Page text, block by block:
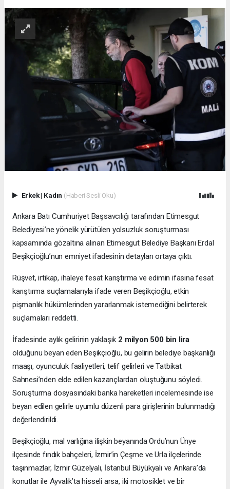
Erkek| Kadın (Haberi Sesli Oku)
Ankara Batı Cumhuriyet Başsavcılığı tarafından Etimesgut
Belediyesi’ne yönelik yürütülen yolsuzluk soruşturması
kapsamında gözaltına alınan Etimesgut Belediye Başkanı Erdal
Beşikçioğlu’nun emniyet ifadesinin detayları ortaya çıktı.
Rüşvet, irtikap, ihaleye fesat karıştırma ve edimin ifasına fesat
karıştırma suçlamalarıyla ifade veren Beşikçioğlu, etkin
pişmanlık hükümlerinden yararlanmak istemediğini belirterek
suçlamaları reddetti.
İfadesinde aylık gelirinin yaklaşık 2 milyon 500 bin lira
olduğunu beyan eden Beşikçioğlu, bu gelirin belediye başkanlığı
maaşı, oyunculuk faaliyetleri, telif gelirleri ve Tatbikat
Sahnesi’nden elde edilen kazançlardan oluştuğunu söyledi.
Soruşturma dosyasındaki banka hareketleri incelemesinde ise
beyan edilen gelirle uyumlu düzenli para girişlerinin bulunmadığı
değerlendirildi.
Beşikçioğlu, mal varlığına ilişkin beyanında Ordu’nun Ünye
ilçesinde fındık bahçeleri, İzmir’in Çeşme ve Urla ilçelerinde
taşınmazlar, İzmir Güzelyalı, İstanbul Büyükyalı ve Ankara’da
konutlar ile Ayvalık’ta hisseli arsa, iki motosiklet ve bir